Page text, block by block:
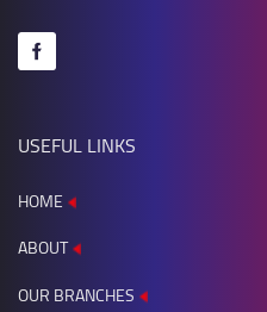
USEFUL LINKS
HOME
ABOUT
OUR BRANCHES